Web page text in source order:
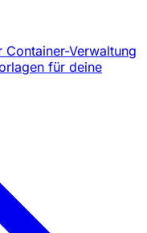
Verwaltung
für deine